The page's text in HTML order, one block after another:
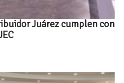
Juárez cumplen con